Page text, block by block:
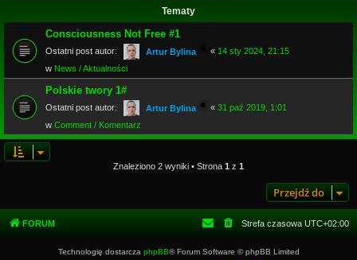
Tematy
Consciousness Not Free #1
Ostatni post autor: Artur Bylina « 14 sty 2024, 21:15
w News / Aktualności
Polskie twory 1#
Ostatni post autor: Artur Bylina « 31 paź 2019, 1:01
w Comment / Komentarz
Znaleziono 2 wyniki • Strona 1 z 1
Przejdź do
FORUM Strefa czasowa UTC+02:00
Technologię dostarcza phpBB® Forum Software © phpBB Limited